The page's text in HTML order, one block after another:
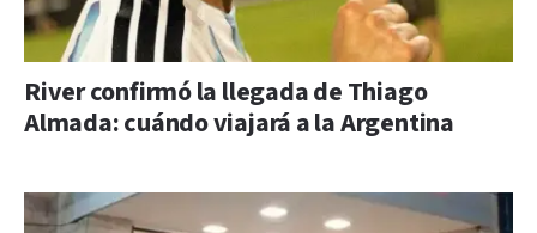
River confirmó la llegada de Thiago
Almada: cuándo viajará a la Argentina